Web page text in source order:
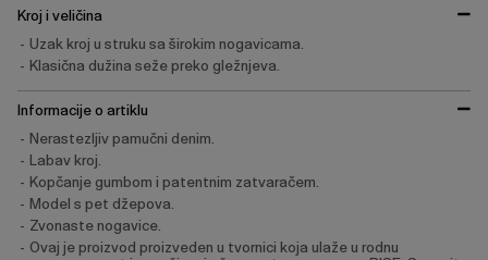
Kroj i veličina
Uzak kroj u struku sa širokim nogavicama.
Klasična dužina seže preko gležnjeva.
Informacije o artiklu
Nerastezljiv pamučni denim.
Labav kroj.
Kopčanje gumbom i patentnim zatvaračem.
Model s pet džepova.
Zvonaste nogavice.
Ovaj je proizvod proizveden u tvornici koja ulaže u rodnu